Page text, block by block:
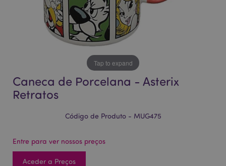
Tap to expand
Caneca de Porcelana - Asterix
Retratos
Código de Produto - MUG475
Entre para ver nossos preços
Aceder a Preços